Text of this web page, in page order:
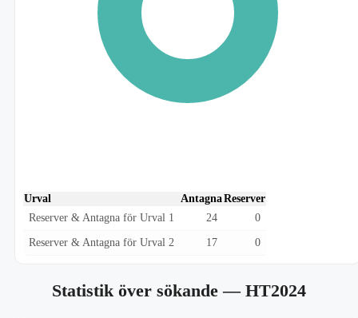
Urval AntagnaReserver
Reserver & Antagna för Urval 1
24 0
Reserver & Antagna för Urval 2 17 0
Statistik över sökande— HT2024